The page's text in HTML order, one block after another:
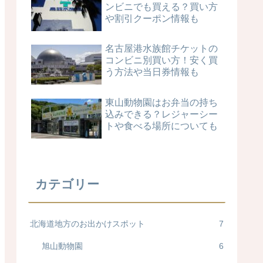
ンビニでも買える？買い方
や割引クーポン情報も
名古屋港水族館チケットの
コンビニ別買い方！安く買
う方法や当日券情報も
東山動物園はお弁当の持ち
込みできる？レジャーシー
トや食べる場所についても
カテゴリー
北海道地方のお出かけスポット 7
旭山動物園 6